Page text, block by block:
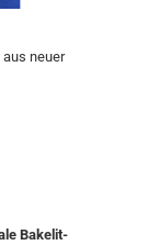
neuer
Bakelit-